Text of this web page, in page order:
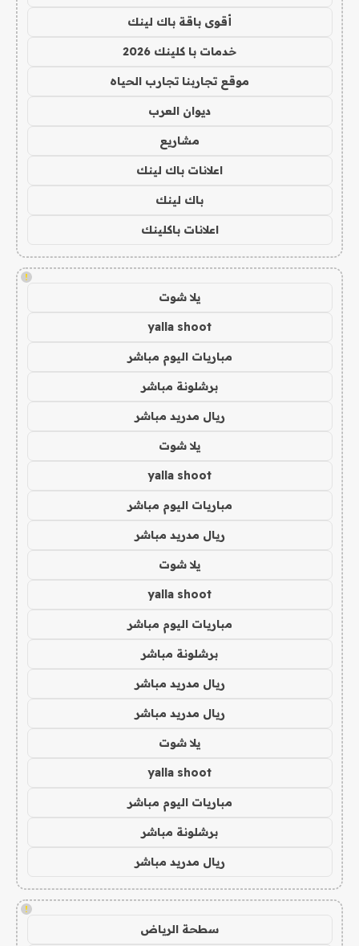
أقوى باقة باك لينك
خدمات با كلينك 2026
موقع تجاربنا تجارب الحياه
ديوان العرب
مشاريع
اعلانات باك لينك
باك لينك
اعلانات باكلينك
!
يلا شوت
yalla shoot
مباريات اليوم مباشر
برشلونة مباشر
ريال مدريد مباشر
يلا شوت
yalla shoot
مباريات اليوم مباشر
ريال مدريد مباشر
يلا شوت
yalla shoot
مباريات اليوم مباشر
برشلونة مباشر
ريال مدريد مباشر
ريال مدريد مباشر
يلا شوت
yalla shoot
مباريات اليوم مباشر
برشلونة مباشر
ريال مدريد مباشر
!
سطحة الرياض